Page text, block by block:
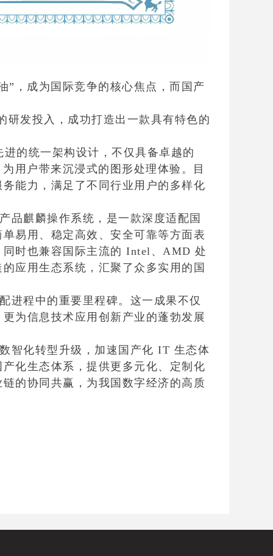
，成为国际竞争的核心焦点，而国产
发投入，成功打造出一款具有特色的
的统一架构设计，不仅具备卓越的
用户带来沉浸式的图形处理体验。目
能力，满足了不同行业用户的多样化
品麒麟操作系统，是一款深度适配国
易用、稳定高效、安全可靠等方面表
时也兼容国际主流的 Intel、AMD 处
应用生态系统，汇聚了众多实用的国
进程中的重要里程碑。这一成果不仅
为信息技术应用创新产业的蓬勃发展
智化转型升级，加速国产化 IT 生态体
化生态体系，提供更多元化、定制化
的协同共赢，为我国数字经济的高质